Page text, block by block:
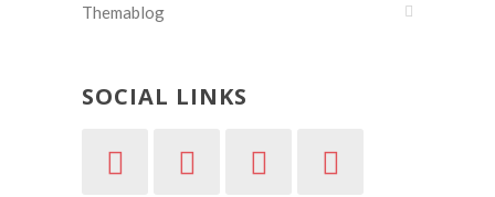
Themablog
SOCIAL LINKS